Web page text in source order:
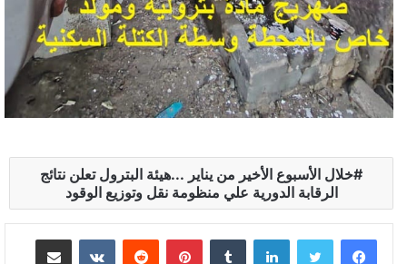
خلال الأسبوع الأخير من يناير ...هيئة البترول تعلن نتائج
الرقابة الدورية علي منظومة نقل وتوزيع الوقود
لينكدإن بينتيريست مشاركة عبر البريد